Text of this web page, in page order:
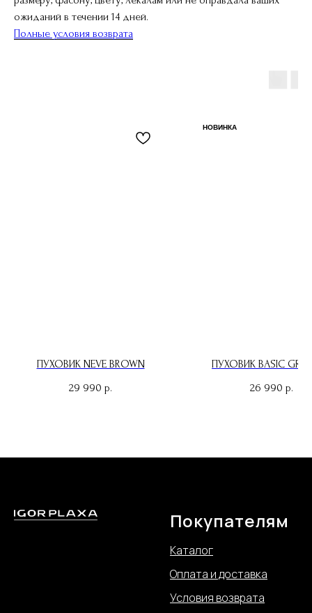
ожиданий в течении 14 дней.
Полные условия возврата
ПУХОВИК NEVE BROWN
29 990 р.
НОВИНКА
ПУХОВИК BASIC
26 990 р.
Покупателям
Каталог
Оплата и доставка
Условия возврата